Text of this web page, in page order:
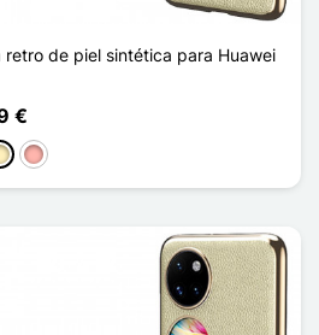
retro de piel sintética para Huawei
€
Oro rosa